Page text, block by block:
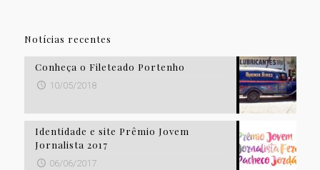
Notícias recentes
Conheça o Fileteado Portenho
10/05/2018
Identidade e site Prêmio Jovem
Jornalista 2017
06/06/2017